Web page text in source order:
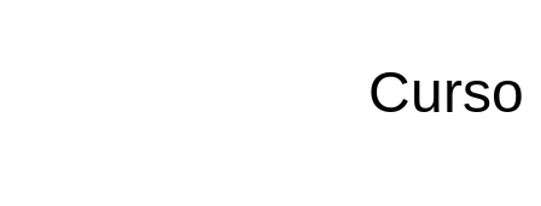
Curso